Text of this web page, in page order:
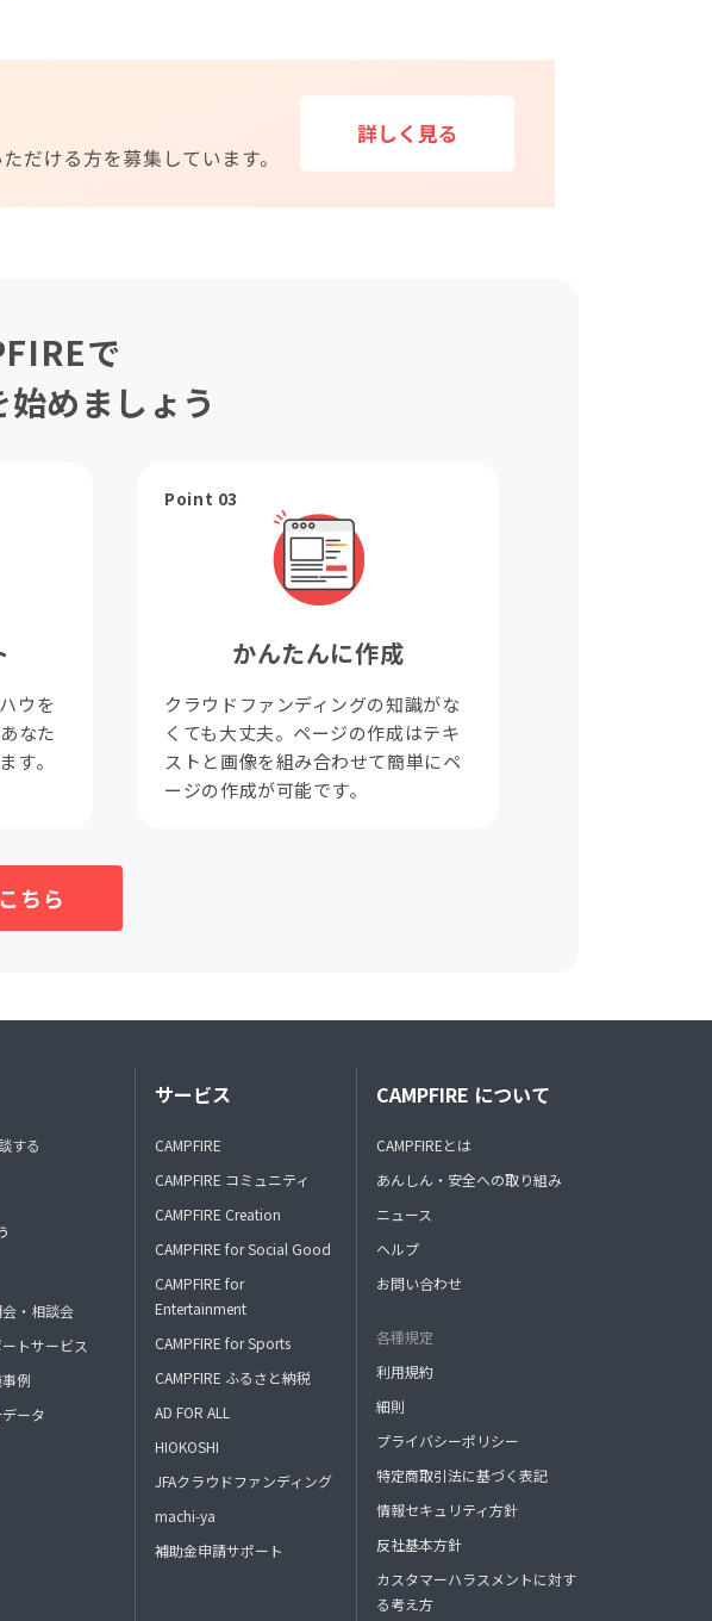
で
めましょう
ウを
なた
す。
Point 03
かんたんに作成
クラウドファンディングの知識がな
くても大丈夫。ページの作成はテキ
ストと画像を組み合わせて簡単にペ
ージの作成が可能です。
ちら
する
・相談会
トサービス
例
ータ
サービス
CAMPFIRE
CAMPFIRE コミュニティ
CAMPFIRE Creation
CAMPFIRE for Social Good
CAMPFIRE for
Entertainment
CAMPFIRE for Sports
CAMPFIRE ふるさと納税
AD FOR ALL
HIOKOSHI
JFAクラウドファンディング
machi-ya
補助金申請サポート
CAMPFIRE について
CAMPFIREとは
あんしん・安全への取り組み
ニュース
ヘルプ
お問い合わせ
各種規定
利用規約
細則
プライバシーポリシー
特定商取引法に基づく表記
情報セキュリティ方針
反社基本方針
カスタマーハラスメントに対す
る考え方